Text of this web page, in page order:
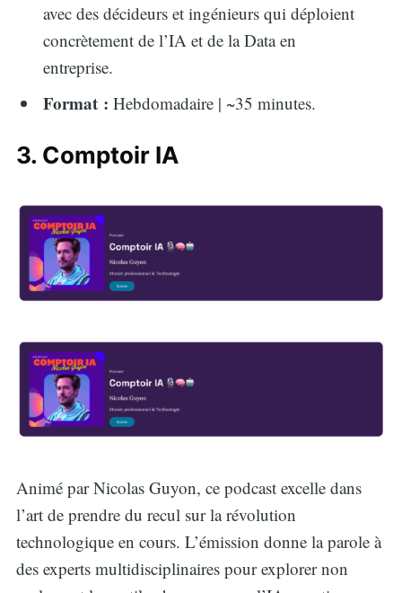
avec des décideurs et ingénieurs qui déploient
concrètement de l’IA et de la Data en
entreprise.
Format : Hebdomadaire | ~35 minutes.
3. Comptoir IA
Animé par Nicolas Guyon, ce podcast excelle dans
l’art de prendre du recul sur la révolution
technologique en cours. L’émission donne la parole à
des experts multidisciplinaires pour explorer non